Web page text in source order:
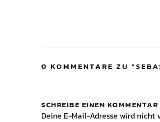
0 KOMMENTARE ZU “
SCHREIBE EINEN KOMMENTAR
Deine E-Mail-Adresse wird nicht